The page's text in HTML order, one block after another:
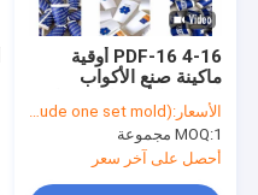
PDF-16 4-16 أوقية
ماكينة صنع الأكواب
الورقية الأوتوماتيكية ذات
السرعة العالية CE
الأسعار:USD$ 13,980/ set (include one set mold)
MOQ:1 مجموعة
أحصل على آخر سعر